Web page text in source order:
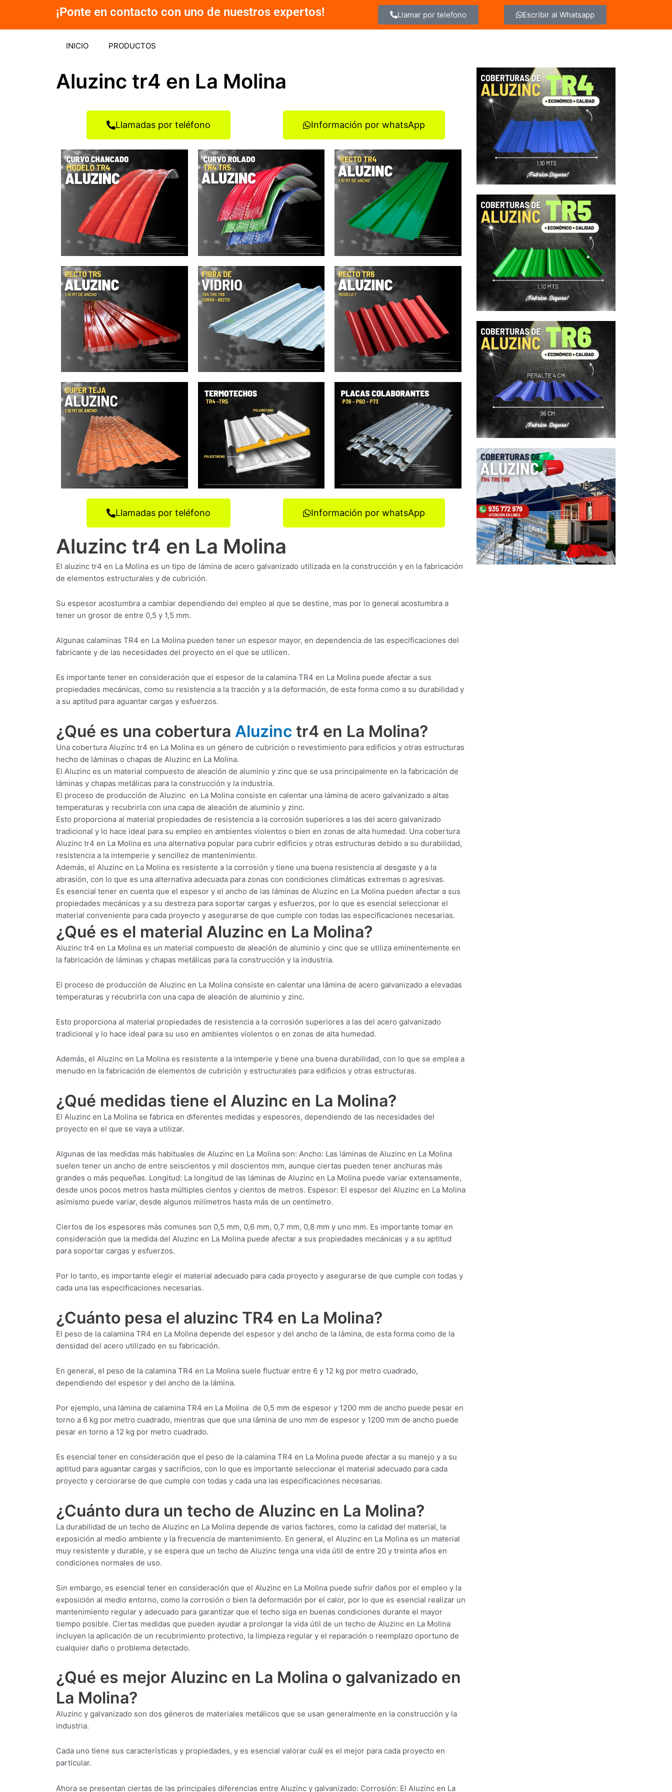
contenido
¡Ponte en contacto con uno de nuestros expertos! Llamar por telefono Escribir al Whatsapp
INICIO PRODUCTOS
Aluzinc tr4 en La Molina
Llamadas por teléfono Información por whatsApp
Llamadas por teléfono Información por whatsApp
Aluzinc tr4 en La Molina
El aluzinc tr4 en La Molina es un tipo de lámina de acero galvanizado utilizada en la construcción y en la fabricación
de elementos estructurales y de cubrición.
Su espesor acostumbra a cambiar dependiendo del empleo al que se destine, mas por lo general acostumbra a
tener un grosor de entre 0,5 y 1,5 mm.
Algunas calaminas TR4 en La Molina pueden tener un espesor mayor, en dependencia de las especificaciones del
fabricante y de las necesidades del proyecto en el que se utilicen.
Es importante tener en consideración que el espesor de la calamina TR4 en La Molina puede afectar a sus
propiedades mecánicas, como su resistencia a la tracción y a la deformación, de esta forma como a su durabilidad y
a su aptitud para aguantar cargas y esfuerzos.
¿Qué es una cobertura Aluzinc tr4 en La Molina?
Una cobertura Aluzinc tr4 en La Molina es un género de cubrición o revestimiento para edificios y otras estructuras
hecho de láminas o chapas de Aluzinc en La Molina.
El Aluzinc es un material compuesto de aleación de aluminio y zinc que se usa principalmente en la fabricación de
láminas y chapas metálicas para la construcción y la industria.
El proceso de producción de Aluzinc en La Molina consiste en calentar una lámina de acero galvanizado a altas
temperaturas y recubrirla con una capa de aleación de aluminio y zinc.
Esto proporciona al material propiedades de resistencia a la corrosión superiores a las del acero galvanizado
tradicional y lo hace ideal para su empleo en ambientes violentos o bien en zonas de alta humedad. Una cobertura
Aluzinc tr4 en La Molina es una alternativa popular para cubrir edificios y otras estructuras debido a su durabilidad,
resistencia a la intemperie y sencillez de mantenimiento.
Además, el Aluzinc en La Molina es resistente a la corrosión y tiene una buena resistencia al desgaste y a la
abrasión, con lo que es una alternativa adecuada para zonas con condiciones climáticas extremas o agresivas.
Es esencial tener en cuenta que el espesor y el ancho de las láminas de Aluzinc en La Molina pueden afectar a sus
propiedades mecánicas y a su destreza para soportar cargas y esfuerzos, por lo que es esencial seleccionar el
material conveniente para cada proyecto y asegurarse de que cumple con todas las especificaciones necesarias.
¿Qué es el material Aluzinc en La Molina?
Aluzinc tr4 en La Molina es un material compuesto de aleación de aluminio y cinc que se utiliza eminentemente en
la fabricación de láminas y chapas metálicas para la construcción y la industria.
El proceso de producción de Aluzinc en La Molina consiste en calentar una lámina de acero galvanizado a elevadas
temperaturas y recubrirla con una capa de aleación de aluminio y zinc.
Esto proporciona al material propiedades de resistencia a la corrosión superiores a las del acero galvanizado
tradicional y lo hace ideal para su uso en ambientes violentos o en zonas de alta humedad.
Además, el Aluzinc en La Molina es resistente a la intemperie y tiene una buena durabilidad, con lo que se emplea a
menudo en la fabricación de elementos de cubrición y estructurales para edificios y otras estructuras.
¿Qué medidas tiene el Aluzinc en La Molina?
El Aluzinc en La Molina se fabrica en diferentes medidas y espesores, dependiendo de las necesidades del
proyecto en el que se vaya a utilizar.
Algunas de las medidas más habituales de Aluzinc en La Molina son: Ancho: Las láminas de Aluzinc en La Molina
suelen tener un ancho de entre seiscientos y mil doscientos mm, aunque ciertas pueden tener anchuras más
grandes o más pequeñas. Longitud: La longitud de las láminas de Aluzinc en La Molina puede variar extensamente,
desde unos pocos metros hasta múltiples cientos y cientos de metros. Espesor: El espesor del Aluzinc en La Molina
asimismo puede variar, desde algunos milímetros hasta más de un centímetro.
Ciertos de los espesores más comunes son 0,5 mm, 0,6 mm, 0,7 mm, 0,8 mm y uno mm. Es importante tomar en
consideración que la medida del Aluzinc en La Molina puede afectar a sus propiedades mecánicas y a su aptitud
para soportar cargas y esfuerzos.
Por lo tanto, es importante elegir el material adecuado para cada proyecto y asegurarse de que cumple con todas y
cada una las especificaciones necesarias.
¿Cuánto pesa el aluzinc TR4 en La Molina?
El peso de la calamina TR4 en La Molina depende del espesor y del ancho de la lámina, de esta forma como de la
densidad del acero utilizado en su fabricación.
En general, el peso de la calamina TR4 en La Molina suele fluctuar entre 6 y 12 kg por metro cuadrado,
dependiendo del espesor y del ancho de la lámina.
Por ejemplo, una lámina de calamina TR4 en La Molina de 0,5 mm de espesor y 1200 mm de ancho puede pesar en
torno a 6 kg por metro cuadrado, mientras que que una lámina de uno mm de espesor y 1200 mm de ancho puede
pesar en torno a 12 kg por metro cuadrado.
Es esencial tener en consideración que el peso de la calamina TR4 en La Molina puede afectar a su manejo y a su
aptitud para aguantar cargas y sacrificios, con lo que es importante seleccionar el material adecuado para cada
proyecto y cerciorarse de que cumple con todas y cada una las especificaciones necesarias.
¿Cuánto dura un techo de Aluzinc en La Molina?
La durabilidad de un techo de Aluzinc en La Molina depende de varios factores, como la calidad del material, la
exposición al medio ambiente y la frecuencia de mantenimiento. En general, el Aluzinc en La Molina es un material
muy resistente y durable, y se espera que un techo de Aluzinc tenga una vida útil de entre 20 y treinta años en
condiciones normales de uso.
Sin embargo, es esencial tener en consideración que el Aluzinc en La Molina puede sufrir daños por el empleo y la
exposición al medio entorno, como la corrosión o bien la deformación por el calor, por lo que es esencial realizar un
mantenimiento regular y adecuado para garantizar que el techo siga en buenas condiciones durante el mayor
tiempo posible. Ciertas medidas que pueden ayudar a prolongar la vida útil de un techo de Aluzinc en La Molina
incluyen la aplicación de un recubrimiento protectivo, la limpieza regular y el reparación o reemplazo oportuno de
cualquier daño o problema detectado.
¿Qué es mejor Aluzinc en La Molina o galvanizado en
La Molina?
Aluzinc y galvanizado son dos géneros de materiales metálicos que se usan generalmente en la construcción y la
industria.
Cada uno tiene sus características y propiedades, y es esencial valorar cuál es el mejor para cada proyecto en
particular.
Ahora se presentan ciertas de las principales diferencias entre Aluzinc y galvanizado: Corrosión: El Aluzinc en La